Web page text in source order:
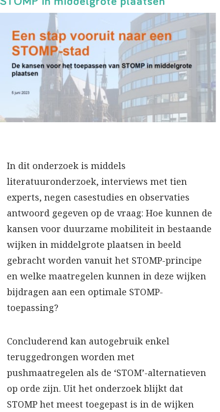
In dit onderzoek is middels
literatuuronderzoek, interviews met tien
experts, negen casestudies en observaties
antwoord gegeven op de vraag: Hoe kunnen de
kansen voor duurzame mobiliteit in bestaande
wijken in middelgrote plaatsen in beeld
gebracht worden vanuit het STOMP-principe
en welke maatregelen kunnen in deze wijken
bijdragen aan een optimale STOMP-
toepassing?
Concluderend kan autogebruik enkel
teruggedrongen worden met
pushmaatregelen als de ‘STOM’-alternatieven
op orde zijn. Uit het onderzoek blijkt dat
STOMP het meest toegepast is in de wijken